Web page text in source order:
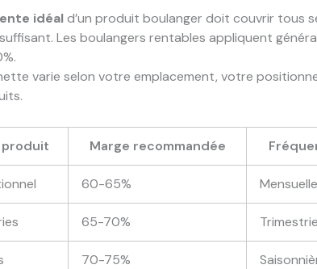
idéald’un produit boulanger doit couvrir tous
Les boulangers rentables appliquent
varie selon votre emplacement, votre
Marge recommandée
60-65% Mensuelle
65-70%
70-75%